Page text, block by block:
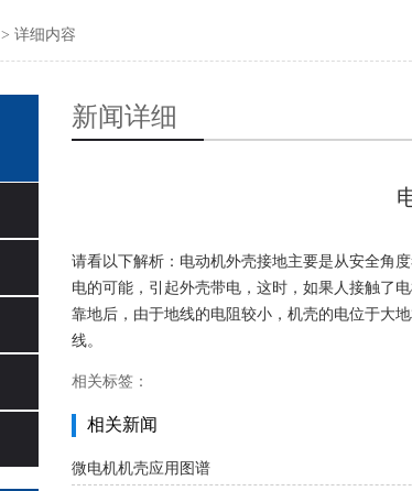
> 详细内容
新闻详细
请看以下解析：电动机外壳接地主要是从安全角
电的可能，引起外壳带电，这时，如果人接触了
靠地后，由于地线的电阻较小，机壳的电位于大
线。
相关标签：
相关新闻
微电机机壳应用图谱